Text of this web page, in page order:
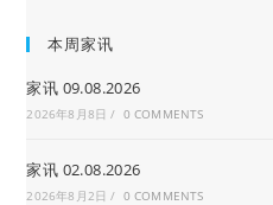
本周家讯
家讯 09.08.2026
2026年8月8日 / 0 COMMENTS
家讯 02.08.2026
2026年8月2日 / 0 COMMENTS